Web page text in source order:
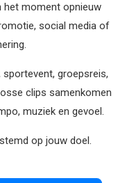
het moment opnieuw
social media of
groepsreis,
clips samenkomen
muziek en gevoel.
op jouw doel.